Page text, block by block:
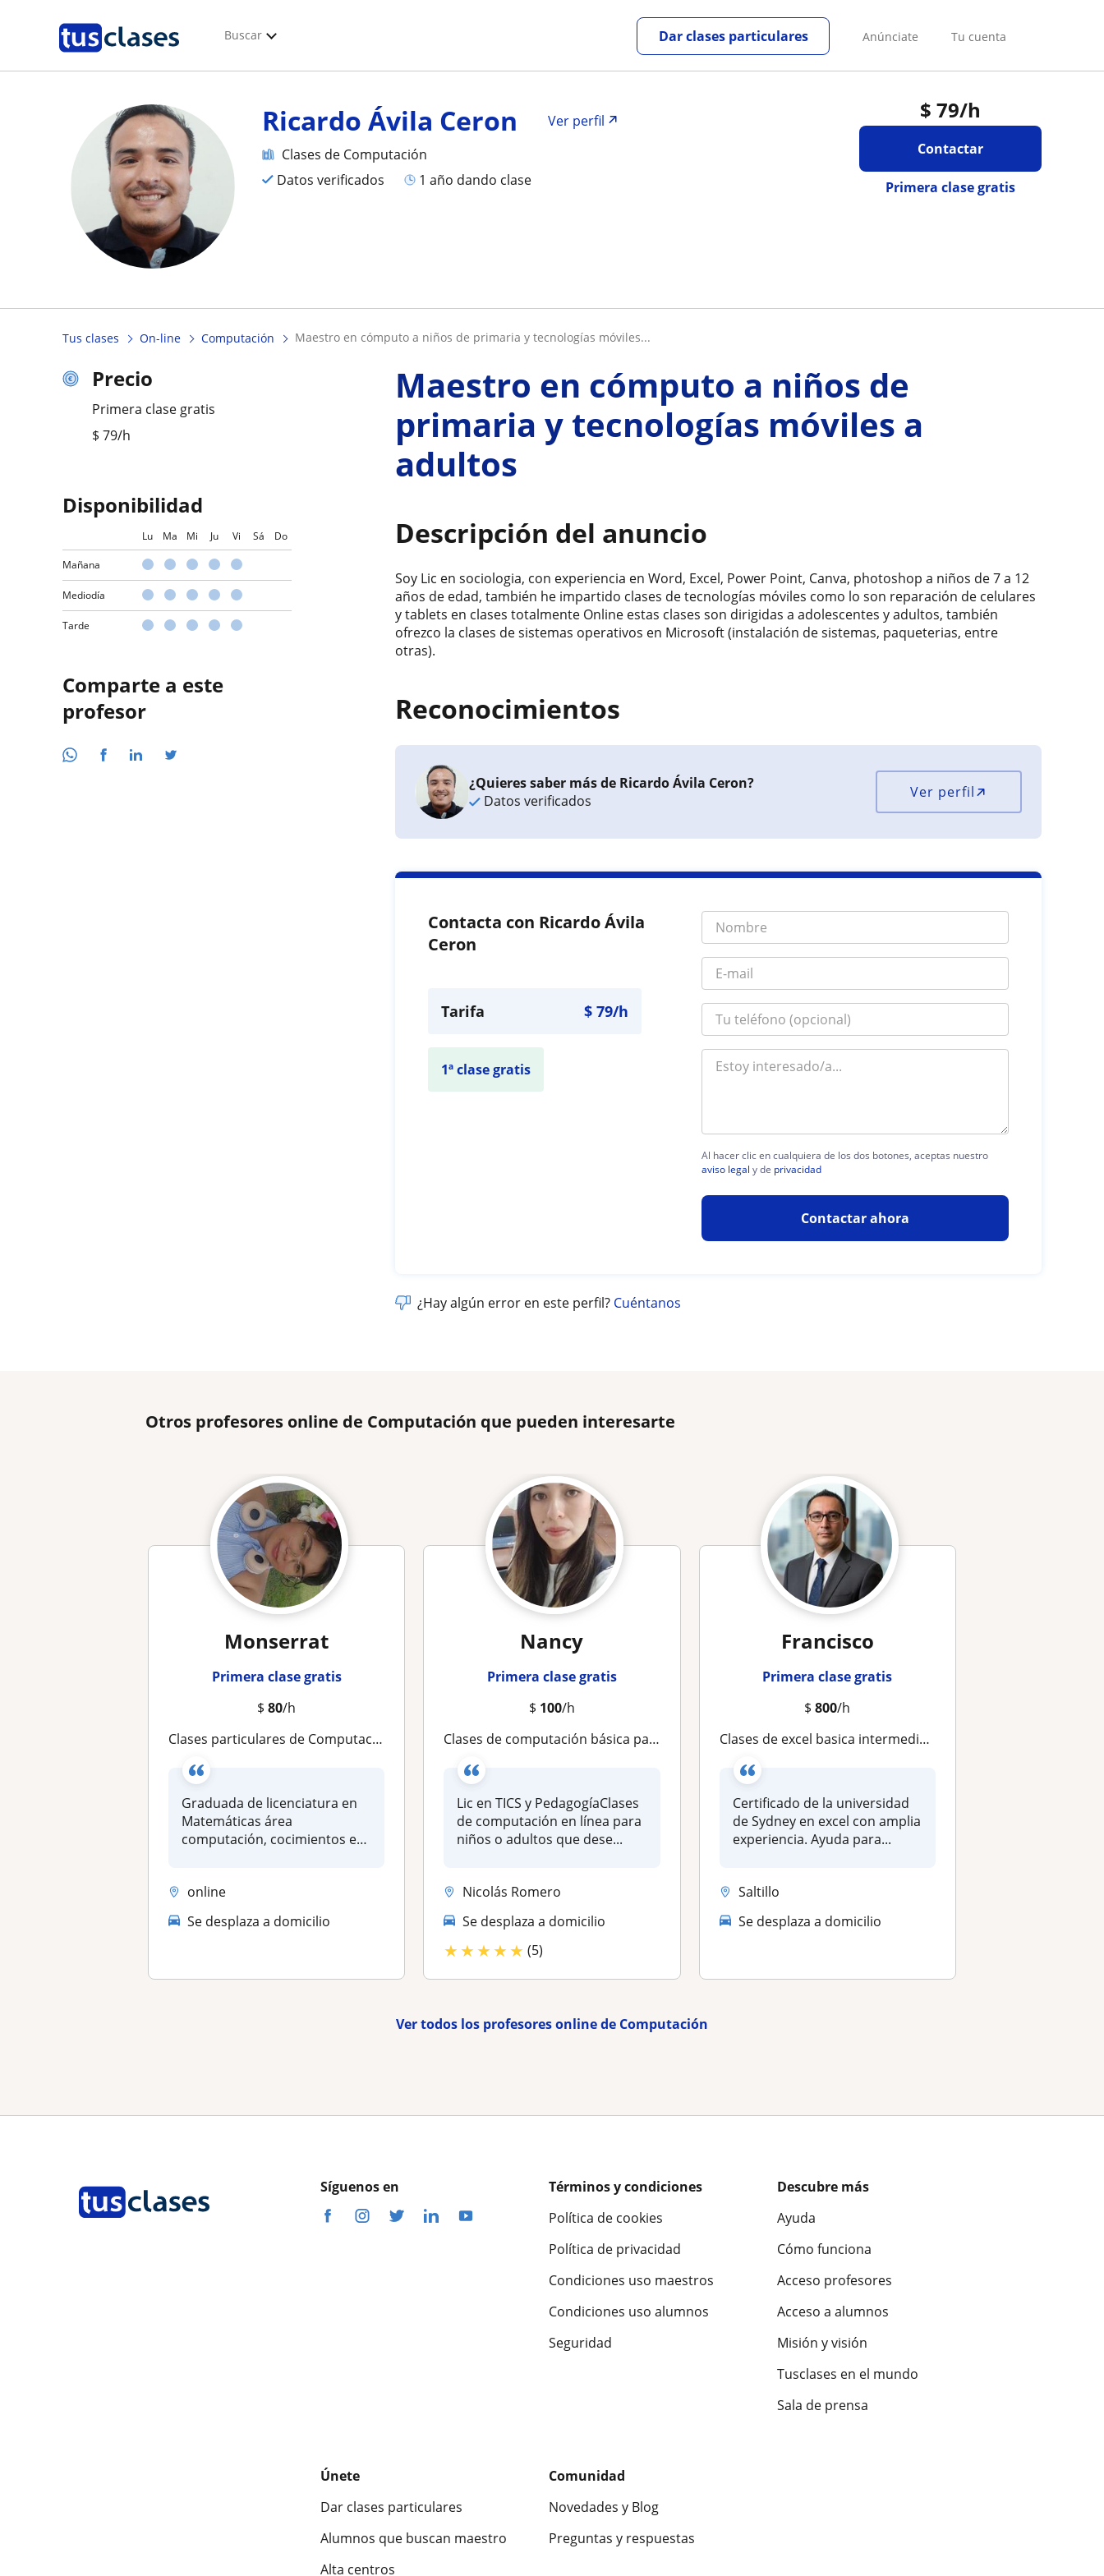
Buscar Anúnciate Tu cuenta
Dar clases particulares
$ 79/h
Contactar
Primera clase gratis
Ricardo Ávila Ceron
Ver perfil
Clases de Computación
Datos verificados
1 año dando clase
Tus clases On-line Computación maestro en cómputo a niños de primaria y tecnologías móviles...
Precio
Primera clase gratis
$ 79/h
Disponibilidad
Lu Ma Mi Ju Vi Sá Do
Mañana
Mediodía
Tarde
Comparte a este
profesor
Maestro en cómputo a niños de
primaria y tecnologías móviles a
adultos
Descripción del anuncio
Soy Lic en sociologia, con experiencia en Word, Excel, Power Point, Canva, photoshop a niños de 7 a 12
años de edad, también he impartido clases de tecnologías móviles como lo son reparación de celulares
y tablets en clases totalmente Online estas clases son dirigidas a adolescentes y adultos, también
ofrezco la clases de sistemas operativos en Microsoft (instalación de sistemas, paqueterias, entre
otras).
Reconocimientos
¿Quieres saber más de Ricardo Ávila Ceron?
Datos verificados
Ver perfil
Contacta con Ricardo Ávila
Ceron
Tarifa $79/h
1ª clase gratis
Al hacer clic en cualquiera de los dos botones, aceptas nuestro
aviso legal y de privacidad
Contactar ahora
¿Hay algún error en este perfil? Cuéntanos
Otros profesores online de Computación que pueden interesarte
Monserrat
Primera clase gratis
$80/h
Clases particulares de Computación y Programación (PYTHON)
Graduada de licenciatura en
Matemáticas área
computación, cocimientos en
online
Se desplaza a domicilio
Nancy
Primera clase gratis
$ 100/h
Clases de computación básica para niños o adultos
Lic en TICS y PedagogíaClases
de computación en línea para
niños o adultos que dese...
Nicolás Romero
Se desplaza a domicilio
★★★★★ (5)
Francisco
Primera clase gratis
$800/h
Clases de excel basica intermedio y avanzado
Certificado de la universidad
de Sydney en excel con amplia
experiencia. Ayuda para...
Saltillo
Se desplaza a domicilio
Ver todos los profesores online de Computación
Síguenos en
Términos y condiciones
Política de cookies
Política de privacidad
Condiciones uso maestros
Condiciones uso alumnos
Seguridad
Descubre más
Ayuda
Cómo funciona
Acceso profesores
Acceso a alumnos
Misión y visión
Tusclases en el mundo
Sala de prensa
Únete
Dar clases particulares
Alumnos que buscan maestro
Alta centros
Comunidad
Novedades y Blog
Preguntas y respuestas